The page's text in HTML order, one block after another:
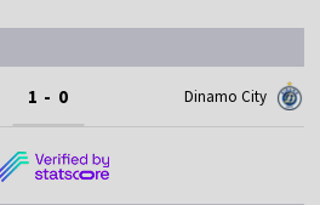
1 - 0 Dinamo City